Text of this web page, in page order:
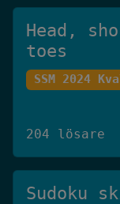
Head,
toes
SSM 2024
204 lösare
Sudoku